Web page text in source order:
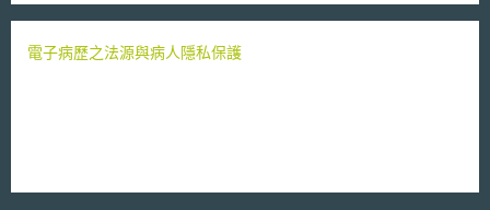
FTC起訴的L-Health會不會再另行提起其他法律爭訟，以確保其產品在市面
過行政程序數位化及網路化，藉以提升效率並加強管理效能，並且提供運用
與舒適之勞動環境，減少人工作業之負擔，未來欲活用AI與機器人，使施工
電子病歷之法源與病人隱私保護